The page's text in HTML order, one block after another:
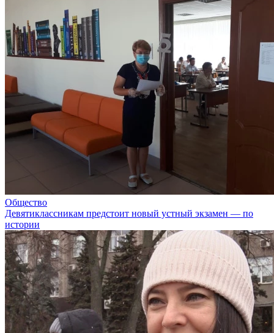
Общество
Девятиклассникам предстоит новый устный экзамен — по
истории